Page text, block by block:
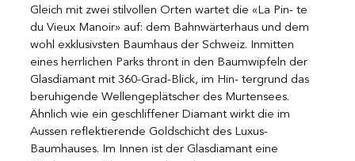
Gleich mit zwei stilvollen Orten wartet die «La Pin- te
du Vieux Manoir» auf: dem Bahnwärterhaus und dem
wohl exklusivsten Baumhaus der Schweiz. Inmitten
eines herrlichen Parks thront in den Baumwipfeln der
Glasdiamant mit 360-Grad-Blick, im Hin- tergrund das
beruhigende Wellengeplätscher des Murtensees.
Ähnlich wie ein geschliffener Diamant wirkt die im
Aussen reflektierende Goldschicht des Luxus-
Baumhauses. Im Innen ist der Glasdiamant eine